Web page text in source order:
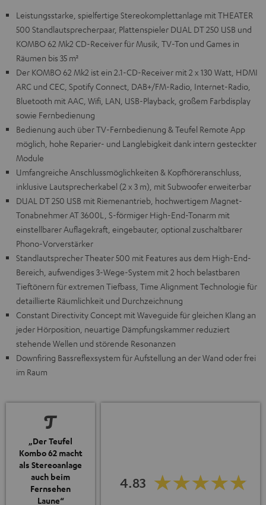
Leistungsstarke, spielfertige Stereokomplettanlage mit THEATER
500 Standlautsprecherpaar, Plattenspieler DUAL DT 250 USB und
KOMBO 62 Mk2 CD-Receiver für Musik, TV-Ton und Games in
Räumen bis 35 m²
Der KOMBO 62 Mk2 ist ein 2.1-CD-Receiver mit 2 x 130 Watt, HDMI
ARC und CEC, Spotify Connect, DAB+/FM-Radio, Internet-Radio,
Bluetooth mit AAC, Wifi, LAN, USB-Playback, großem Farbdisplay
sowie Fernbedienung
Bedienung auch über TV-Fernbedienung & Teufel Remote App
möglich, hohe Reparier- und Langlebigkeit dank intern gesteckter
Module
Umfangreiche Anschlussmöglichkeiten & Kopfhöreranschluss,
inklusive Lautsprecherkabel (2 x 3 m), mit Subwoofer erweiterbar
DUAL DT 250 USB mit Riemenantrieb, hochwertigem Magnet-
Tonabnehmer AT 3600L, S-förmiger High-End-Tonarm mit
einstellbarer Auflagekraft, eingebauter, optional zuschaltbarer
Phono-Vorverstärker
Standlautsprecher Theater 500 mit Features aus dem High-End-
Bereich, aufwendiges 3-Wege-System mit 2 hoch belastbaren
Tieftönern für extremen Tiefbass, Time Alignment Technologie für
detaillierte Räumlichkeit und Durchzeichnung
Constant Directivity Concept mit Waveguide für gleichen Klang an
jeder Hörposition, neuartige Dämpfungskammer reduziert
stehende Wellen und störende Resonanzen
Downfiring Bassreflexsystem für Aufstellung an der Wand oder frei
im Raum
„Der Teufel
Kombo 62 macht
als Stereoanlage
auch beim
Fernsehen
Laune“
4.83